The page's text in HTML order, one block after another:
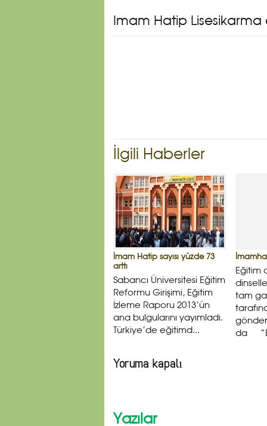
İmam Hatip Lisesikarma
İlgili Haberler
İmam Hatip sayısı yüzde 73
arttı
Sabancı Üniversitesi Eğitim
Reformu Girişimi, Eğitim
İzleme Raporu 2013’ün
ana bulgularını yayımladı.
Türkiye’de eğitimd...
Eğitim
tam
da
Yoruma kapalı
Yazılar